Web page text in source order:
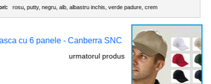
rosu,putty,negru,alb,albastru inchis ,verde padure,crem
cu 6 panele - Canberra SNC
urmatorul produs